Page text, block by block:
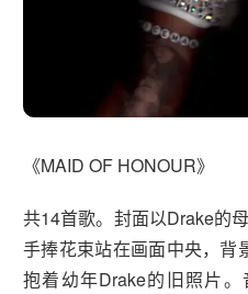
《MAID OF HONOUR》
共14首歌。封面以Drake的
手捧花束站在画面中央，背
抱着幼年Drake的旧照片